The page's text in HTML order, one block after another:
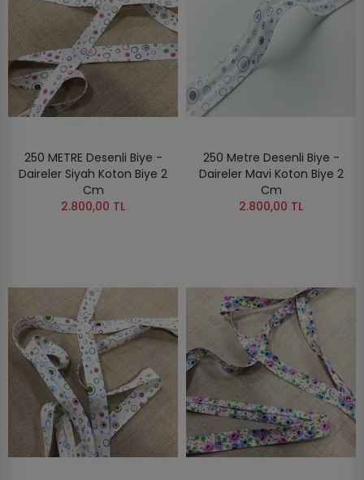
250 METRE Desenli Biye -
Daireler Siyah Koton Biye 2
Cm
2.800,00 TL
250 Metre Desenli Biye -
Daireler Mavi Koton Biye 2
Cm
2.800,00 TL